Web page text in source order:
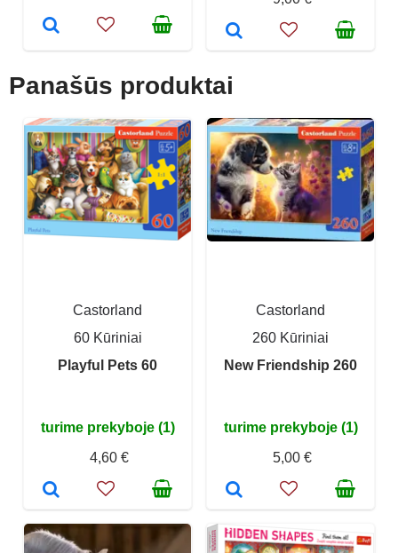
Panašūs produktai
Castorland
60 Kūriniai
Playful Pets 60
turime prekyboje (1)
4,60 €
Castorland
260 Kūriniai
New Friendship 260
turime prekyboje (1)
5,00 €